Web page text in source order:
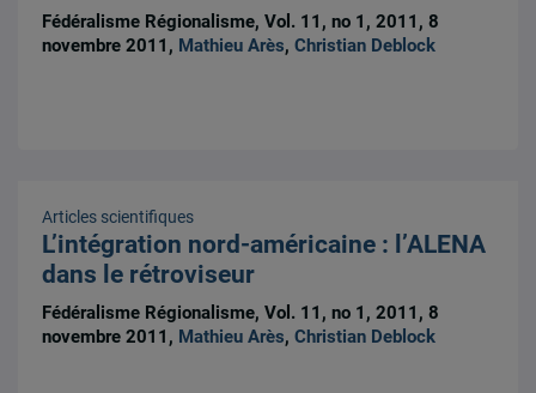
Fédéralisme Régionalisme, Vol. 11, no 1, 2011, 8
novembre 2011, Mathieu Arès,Christian Deblock
Articles scientifiques
L’intégration nord-américaine : l’ALENA
dans le rétroviseur
Fédéralisme Régionalisme, Vol. 11, no 1, 2011, 8
novembre 2011, Mathieu Arès,Christian Deblock